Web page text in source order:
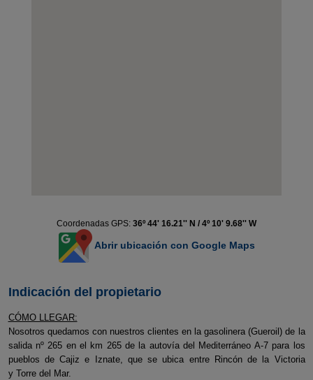
Coordenadas GPS: 36º 44' 16.21'' N / 4º 10' 9.68'' W
Abrir ubicación con Google Maps
Indicación del propietario
CÓMO LLEGAR:
Nosotros quedamos con nuestros clientes en la gasolinera (Gueroil) de la
salida nº 265 en el km 265 de la autovía del Mediterráneo A-7 para los
pueblos de Cajiz e Iznate, que se ubica entre Rincón de la Victoria
y Torre del Mar.